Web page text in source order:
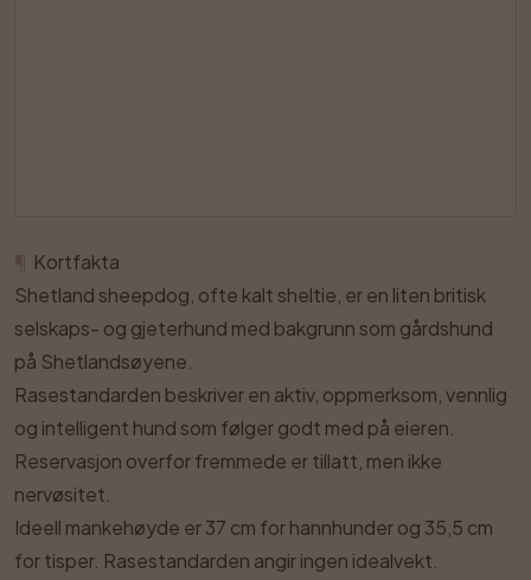
Kortfakta
Shetland sheepdog, ofte kalt sheltie, er en liten britisk
selskaps- og gjeterhund med bakgrunn som gårdshund
på Shetlandsøyene.
Rasestandarden beskriver en aktiv, oppmerksom, vennlig
og intelligent hund som følger godt med på eieren.
Reservasjon overfor fremmede er tillatt, men ikke
nervøsitet.
Ideell mankehøyde er 37 cm for hannhunder og 35,5 cm
for tisper. Rasestandarden angir ingen idealvekt.